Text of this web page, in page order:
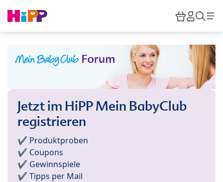
HiPP
Jetzt im HiPP Mein BabyClub
registrieren
✔️ Produktproben
✔️ Coupons
✔️ Gewinnspiele
✔️ Tipps per Mail